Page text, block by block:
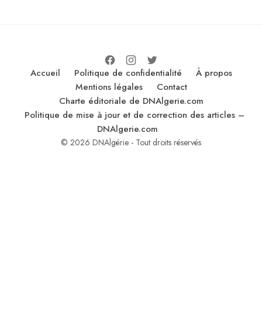
Accueil Politique de confidentialité
À propos
Mentions légales
Contact
Charte éditoriale de DNAlgerie.com
Politique de mise à jour et de correction des articles –
DNAlgerie.com
© 2026 DNAlgérie - Tout droits réservés